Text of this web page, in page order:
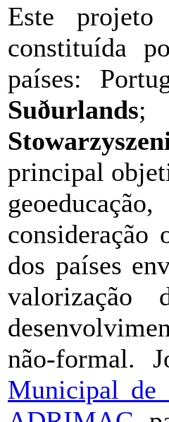
Este
constituída
países:
Suðurlands;
principal
consideração
dos países
não-formal.
Municipal de